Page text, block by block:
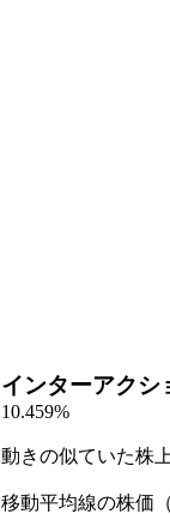
インターアクシ
10.459%
動きの似ていた株
移動平均線の株価